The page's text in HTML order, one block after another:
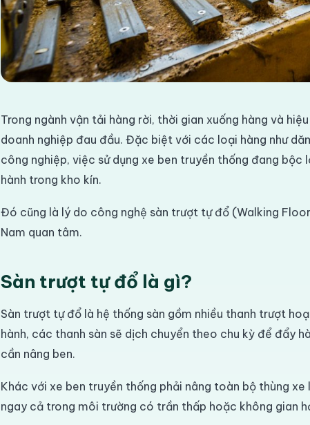
Trong ngành vận tải hàng rời, thời gian xuống hàng và
doanh nghiệp đau đầu. Đặc biệt với các loại hàng như
công nghiệp, việc sử dụng xe ben truyền thống đang bộc
hành trong kho kín.
Đó cũng là lý do công nghệ sàn trượt tự đổ (Walking
Nam quan tâm.
Sàn trượt tự đổ là gì?
Sàn trượt tự đổ là hệ thống sàn gồm nhiều thanh trượt
hành, các thanh sàn sẽ dịch chuyển theo chu kỳ để đẩy
cần nâng ben.
Khác với xe ben truyền thống phải nâng toàn bộ thùng
ngay cả trong môi trường có trần thấp hoặc không gian